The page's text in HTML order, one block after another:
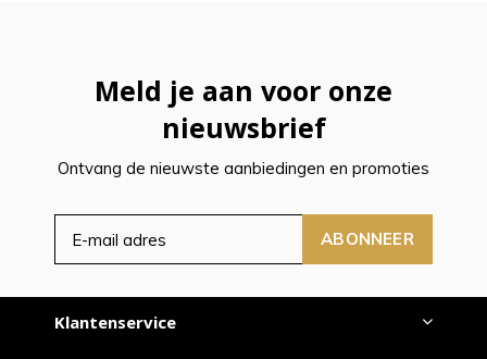
Meld je aan voor onze
nieuwsbrief
Ontvang de nieuwste aanbiedingen en promoties
ABONNEER
Klantenservice